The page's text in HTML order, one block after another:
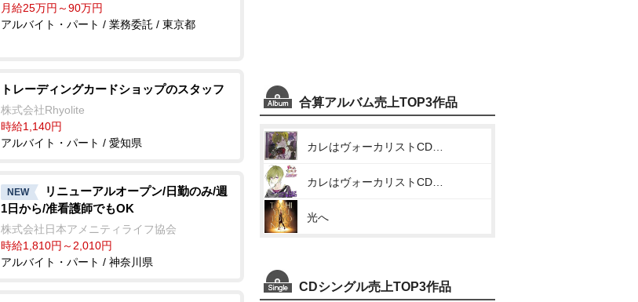
月給25万円～90万円
アルバイト・パート / 業務委託 / 東京都
トレーディングカードショップのスタッフ
株式会社Rhyolite
時給1,140円
アルバイト・パート / 愛知県
NEW
リニューアルオープン/日勤のみ/週
1日から/准看護師でもOK
株式会社日本アメニティライフ協会
時給1,810円～2,010円
アルバイト・パート / 神奈川県
合算アルバム売上TOP3作品
光へ
CDシングル売上TOP3作品